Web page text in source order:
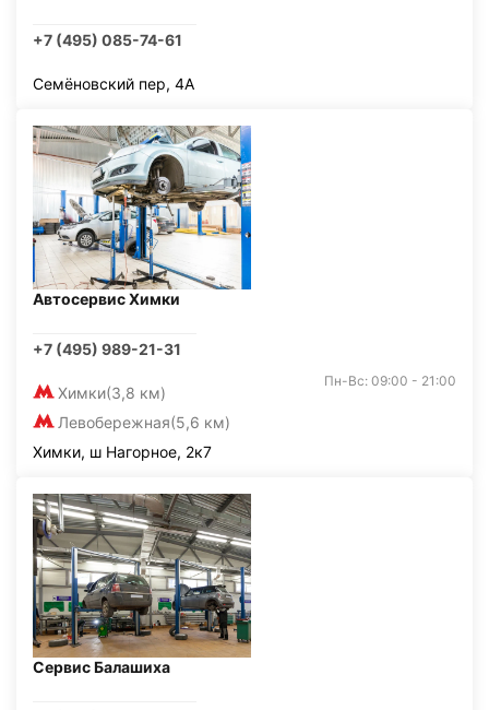
+7 (495) 085-74-61
Семёновский пер, 4А
Автосервис Химки
+7 (495) 989-21-31
Химки(3,8 км)
Левобережная(5,6 км)
Пн-Вс: 09:00 - 21:00
Химки, ш Нагорное, 2к7
Сервис Балашиха